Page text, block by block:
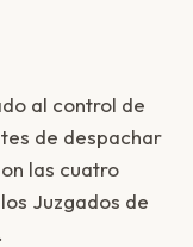
al control de
de despachar
las cuatro
Juzgados de